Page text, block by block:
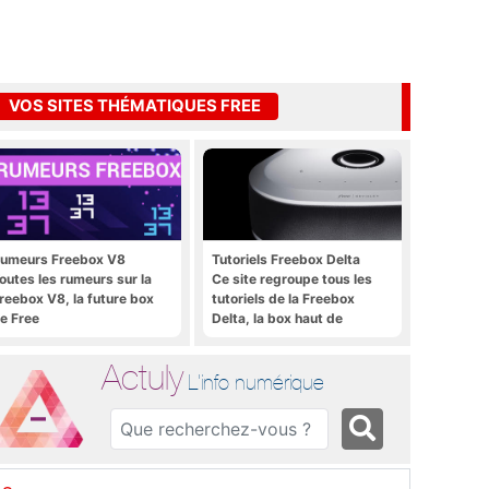
VOS SITES THÉMATIQUES FREE
Freebox V8
les rumeurs sur la
V8, la future box
Free
Tutoriels Freebox Delta
Ce site regroupe tous les
tutoriels de la Freebox
Delta, la box haut de
Actuly L'info numérique